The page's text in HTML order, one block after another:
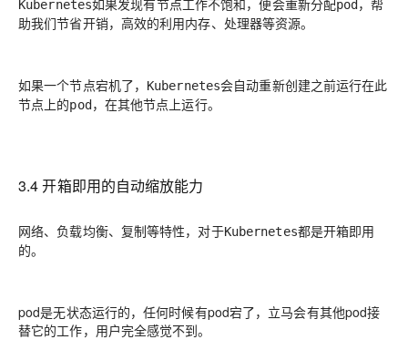
Kubernetes如果发现有节点工作不饱和，便会重新分配pod ，帮
助我们节省开销，高效的利用内存、处理器等资源。
如果一个节点宕机了， Kubernetes会自动重新创建之前运行在此
节点上的pod，在其他节点上运行。
3.4 开箱即用的自动缩放能力
网络、负载均衡、复制等特性，对于Kubernetes都是开箱即用
的。
pod是无状态运行的，任何时候有pod宕了，立马会有其他pod接
替它的工作，用户完全感觉不到。